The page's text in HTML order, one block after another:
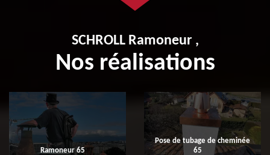
SCHROLL Ramoneur ,
Nos réalisations
Ramoneur 65
Pose de tubage de cheminée
65